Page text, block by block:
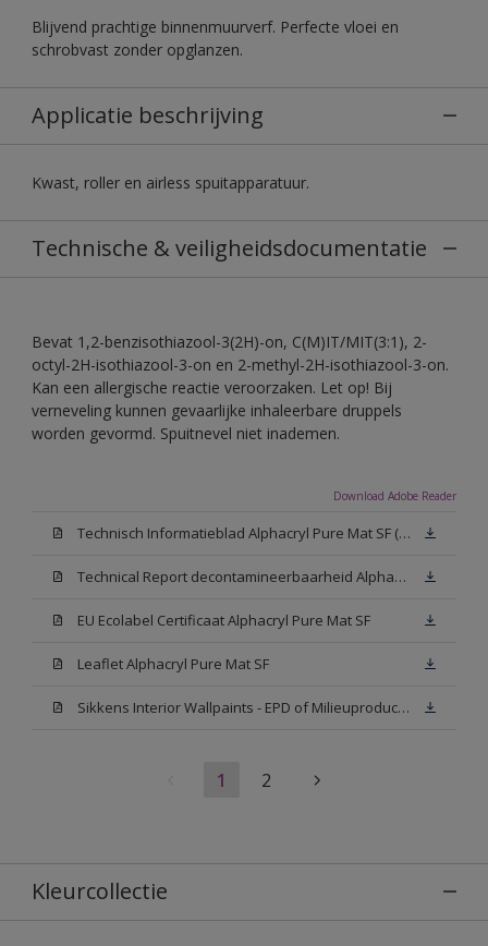
Blijvend prachtige binnenmuurverf. Perfecte vloei en
schrobvast zonder opglanzen.
Applicatie beschrijving
Kwast, roller en airless spuitapparatuur.
Technische & veiligheidsdocumentatie
Bevat 1,2-benzisothiazool-3(2H)-on, C(M)IT/MIT(3:1), 2-
octyl-2H-isothiazool-3-on en 2-methyl-2H-isothiazool-3-on.
Kan een allergische reactie veroorzaken. Let op! Bij
verneveling kunnen gevaarlijke inhaleerbare druppels
worden gevormd. Spuitnevel niet inademen.
Download Adobe Reader
Technisch Informatieblad Alphacryl Pure Mat SF (New Livery) (PDF)
Technical Report decontamineerbaarheid Alphacryl Pure Mat SF
EU Ecolabel Certificaat Alphacryl Pure Mat SF
Leaflet Alphacryl Pure Mat SF
Sikkens Interior Wallpaints - EPD of Milieuproductverklaring
1 2
Kleurcollectie